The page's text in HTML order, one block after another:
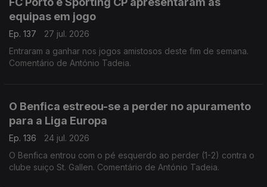
equipas em jogo
Ep. 137
27 jul. 2026
Entraram a ganhar nos jogos amistosos deste fim de semana.
Comentário de António Tadeia.
O Benfica estreou-se a perder no apuramento
para a Liga Europa
Ep. 136
24 jul. 2026
O Benfica entrou com o pé esquerdo ao perder (1-2) contra o
clube suiço St. Gallen. Comentário de António Tadeia.